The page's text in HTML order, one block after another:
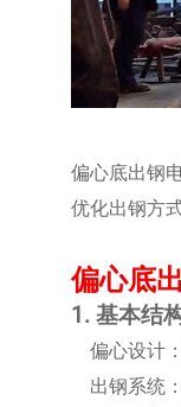
偏心底出钢
优化出钢方
偏心底
1. 基本结
偏心设计
出钢系统